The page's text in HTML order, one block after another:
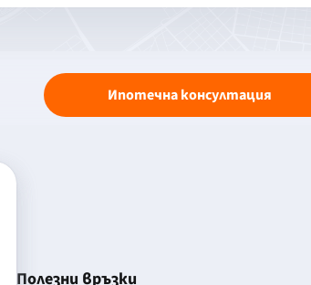
Ипотечна консултация
Полезни връзки